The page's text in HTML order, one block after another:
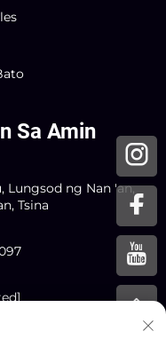
Sa Amin
Lungsod ng Nan 'an,
Tsina